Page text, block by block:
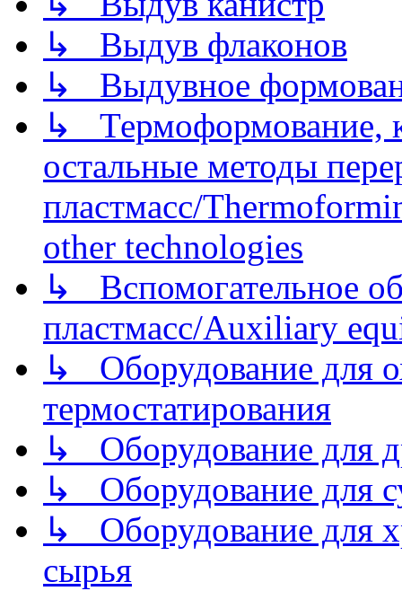
↳ Выдув флаконов
↳ Выдувное
↳ Термоформование,
остальные методы
пластмасс/
other technologies
↳ Вспомогательное
пластмасс/Auxiliary
↳ Оборудование для
термостатирования
↳ Оборудование для
↳ Оборудование для
↳ Оборудование для
сырья